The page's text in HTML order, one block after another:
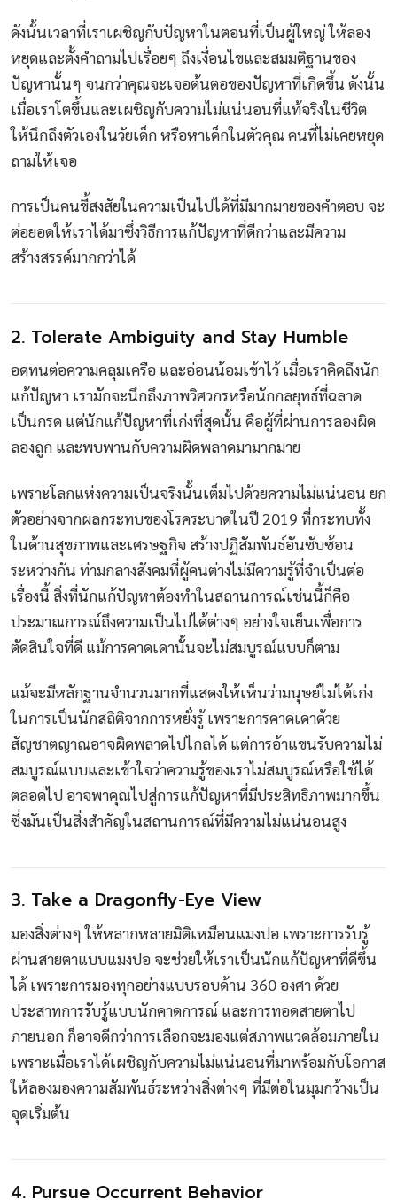
ดังนั้นเวลาที่เราเผชิญกับปัญหาในตอนที่เป็นผู้ใหญ่ ให้ลอง
หยุดและตั้งคำถามไปเรื่อยๆ ถึงเงื่อนไขและสมมติฐานของ
ปัญหานั้นๆ จนกว่าคุณจะเจอต้นตอของปัญหาที่เกิดขึ้น ดังนั้น
เมื่อเราโตขึ้นและเผชิญกับความไม่แน่นอนที่แท้จริงในชีวิต
ให้นึกถึงตัวเองในวัยเด็ก หรือหาเด็กในตัวคุณ คนที่ไม่เคยหยุด
ถามให้เจอ
การเป็นคนขี้สงสัยในความเป็นไปได้ที่มีมากมายของคำตอบ จะ
ต่อยอดให้เราได้มาซึ่งวิธีการแก้ปัญหาที่ดีกว่าและมีความ
สร้างสรรค์มากกว่าได้
2. Tolerate Ambiguity and Stay Humble
อดทนต่อความคลุมเครือ และอ่อนน้อมเข้าไว้ เมื่อเราคิดถึงนัก
แก้ปัญหา เรามักจะนึกถึงภาพวิศวกรหรือนักกลยุทธ์ที่ฉลาด
เป็นกรด แต่นักแก้ปัญหาที่เก่งที่สุดนั้น คือผู้ที่ผ่านการลองผิด
ลองถูก และพบพานกับความผิดพลาดมามากมาย
เพราะโลกแห่งความเป็นจริงนั้นเต็มไปด้วยความไม่แน่นอน ยก
ตัวอย่างจากผลกระทบของโรคระบาดในปี 2019 ที่กระทบทั้ง
ในด้านสุขภาพและเศรษฐกิจ สร้างปฏิสัมพันธ์อันซับซ้อน
ระหว่างกัน ท่ามกลางสังคมที่ผู้คนต่างไม่มีความรู้ที่จำเป็นต่อ
เรื่องนี้ สิ่งที่นักแก้ปัญหาต้องทำในสถานการณ์เช่นนี้ก็คือ
ประมาณการณ์ถึงความเป็นไปได้ต่างๆ อย่างใจเย็นเพื่อการ
ตัดสินใจที่ดี แม้การคาดเดานั้นจะไม่สมบูรณ์แบบก็ตาม
แม้จะมีหลักฐานจำนวนมากที่แสดงให้เห็นว่ามนุษย์ไม่ได้เก่ง
ในการเป็นนักสถิติจากการหยั่งรู้ เพราะการคาดเดาด้วย
สัญชาตญาณอาจผิดพลาดไปไกลได้ แต่การอ้าแขนรับความไม่
สมบูรณ์แบบและเข้าใจว่าความรู้ของเราไม่สมบูรณ์หรือใช้ได้
ตลอดไป อาจพาคุณไปสู่การแก้ปัญหาที่มีประสิทธิภาพมากขึ้น
ซึ่งมันเป็นสิ่งสำคัญในสถานการณ์ที่มีความไม่แน่นอนสูง
3. Take a Dragonfly-Eye View
มองสิ่งต่างๆ ให้หลากหลายมิติเหมือนแมงปอ เพราะการรับรู้
ผ่านสายตาแบบแมงปอ จะช่วยให้เราเป็นนักแก้ปัญหาที่ดีขึ้น
ได้ เพราะการมองทุกอย่างแบบรอบด้าน 360 องศา ด้วย
ประสาทการรับรู้แบบนักคาดการณ์ และการทอดสายตาไป
ภายนอก ก็อาจดีกว่าการเลือกจะมองแต่สภาพแวดล้อมภายใน
เพราะเมื่อเราได้เผชิญกับความไม่แน่นอนที่มาพร้อมกับโอกาส
ให้ลองมองความสัมพันธ์ระหว่างสิ่งต่างๆ ที่มีต่อในมุมกว้างเป็น
จุดเริ่มต้น
4. Pursue Occurrent Behavior